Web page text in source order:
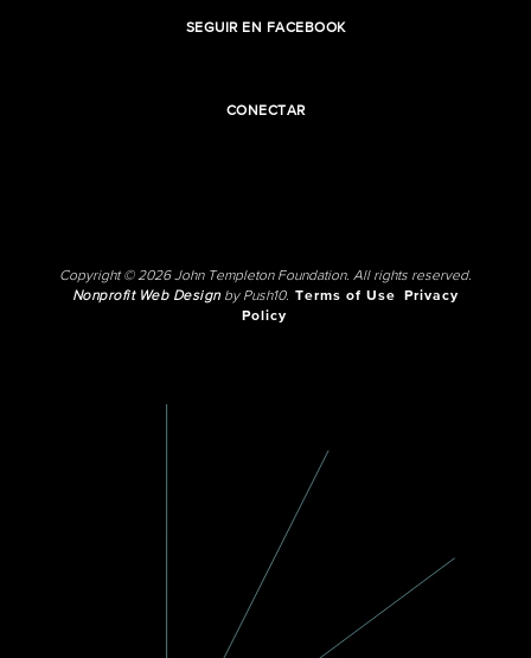
SEGUIR EN FACEBOOK
CONECTAR
Copyright © 2026 John Templeton Foundation. All rights reserved.
Nonprofit Web Designby Push10. Terms of Use
Privacy
Policy